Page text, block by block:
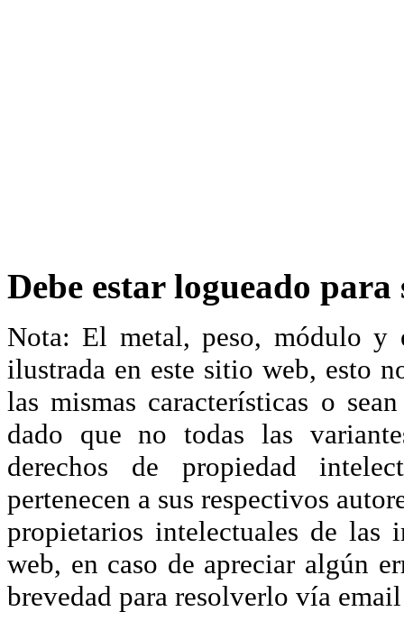
Debe estar logueado
Nota: El metal, peso, módulo y
ilustrada en este sitio web, esto
las mismas características o
dado que no todas las
derechos de propiedad
pertenecen a sus respectivos
propietarios intelectuales de las
web, en caso de apreciar algún
brevedad para resolverlo vía